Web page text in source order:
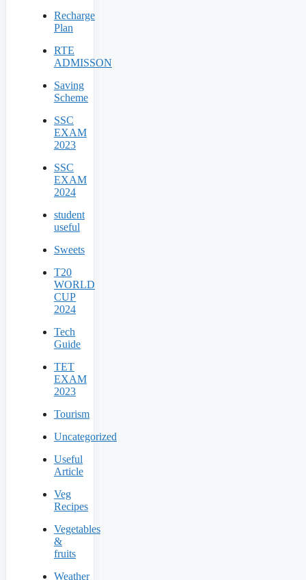
Recharge
Plan
RTE
ADMISSON
Saving
Scheme
SSC
EXAM
2023
SSC
EXAM
2024
student
useful
Sweets
T20
WORLD
CUP
2024
Tech
Guide
TET
EXAM
2023
Tourism
Uncategorized
Useful
Article
Veg
Recipes
Vegetables
&
fruits
Weather